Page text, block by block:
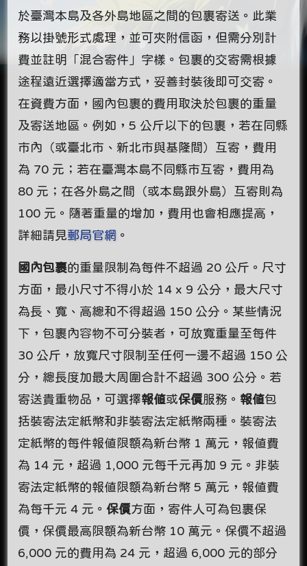
於臺灣本島及各外島地區之間的包裹寄送。此業
務以掛號形式處理，並可夾附信函，但需分別計
費並註明「混合寄件」字樣。包裹的交寄需根據
途程遠近選擇適當方式，妥善封裝後即可交寄。
在資費方面，國內包裹的費用取決於包裹的重量
及寄送地區。例如，5 公斤以下的包裹，若在同縣
市內（或臺北市、新北市與基隆間）互寄，費用
為 70 元；若在臺灣本島不同縣市互寄，費用為
80 元；在各外島之間（或本島跟外島）互寄則為
100 元。隨著重量的增加，費用也會相應提高，
詳細請見郵局官網 。
國內包裹的重量限制為每件不超過 20 公斤。尺寸
方面，最小尺寸不得小於 14 x 9 公分，最大尺寸
為長、寬、高總和不得超過 150 公分。某些情況
下，包裹內容物不可分裝者，可放寬重量至每件
30 公斤，放寬尺寸限制至任何一邊不超過 150 公
分，總長度加最大周圍合計不超過 300 公分。若
寄送貴重物品，可選擇報值或保價服務。 報值包
括裝寄法定紙幣和非裝寄法定紙幣兩種。裝寄法
定紙幣的每件報值限額為新台幣 1 萬元，報值費
為 14 元，超過 1,000 元每千元再加 9 元。非裝
寄法定紙幣的報值限額為新台幣 5 萬元，報值費
為每千元 4 元。 保價方面，寄件人可為包裹保
價，保價最高限額為新台幣 10 萬元。保價不超過
6,000 元的費用為 24 元，超過 6,000 元的部分